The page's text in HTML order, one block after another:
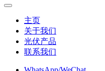
主页
关于我们
光伏产品
联系我们